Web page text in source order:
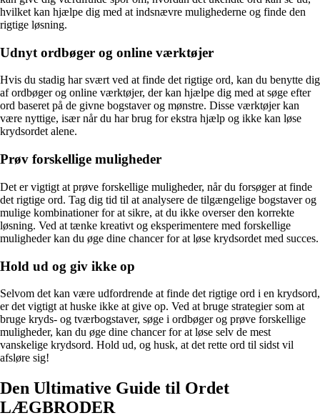
hvilket kan hjælpe dig med at indsnævre mulighederne og finde den
rigtige løsning.
Udnyt ordbøger og online værktøjer
Hvis du stadig har svært ved at finde det rigtige ord, kan du benytte dig
af ordbøger og online værktøjer, der kan hjælpe dig med at søge efter
ord baseret på de givne bogstaver og mønstre. Disse værktøjer kan
være nyttige, især når du har brug for ekstra hjælp og ikke kan løse
krydsordet alene.
Prøv forskellige muligheder
Det er vigtigt at prøve forskellige muligheder, når du forsøger at finde
det rigtige ord. Tag dig tid til at analysere de tilgængelige bogstaver og
mulige kombinationer for at sikre, at du ikke overser den korrekte
løsning. Ved at tænke kreativt og eksperimentere med forskellige
muligheder kan du øge dine chancer for at løse krydsordet med succes.
Hold ud og giv ikke op
Selvom det kan være udfordrende at finde det rigtige ord i en krydsord,
er det vigtigt at huske ikke at give op. Ved at bruge strategier som at
bruge kryds- og tværbogstaver, søge i ordbøger og prøve forskellige
muligheder, kan du øge dine chancer for at løse selv de mest
vanskelige krydsord. Hold ud, og husk, at det rette ord til sidst vil
afsløre sig!
Den Ultimative Guide til Ordet
LÆGBRODER